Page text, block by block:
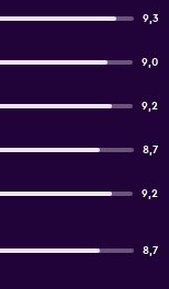
9,3
9,0
9,2
8,7
9,2
8,7